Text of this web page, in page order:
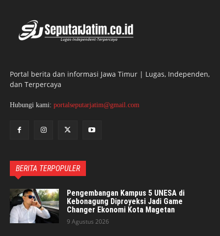
Portal berita dan informasi Jawa Timur | Lugas, Independen,
dan Terpercaya
Hubungi kami: portalseputarjatim@gmail.com
BERITA TERPOPULER
Pengembangan Kampus 5 UNESA di
Kebonagung Diproyeksi Jadi Game
Changer Ekonomi Kota Magetan
9 Agustus 2026